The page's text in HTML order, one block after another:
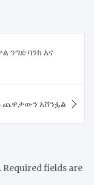
ንግድ ባንክ እና
ጨዋታውን አሸንፏል
Required fields are